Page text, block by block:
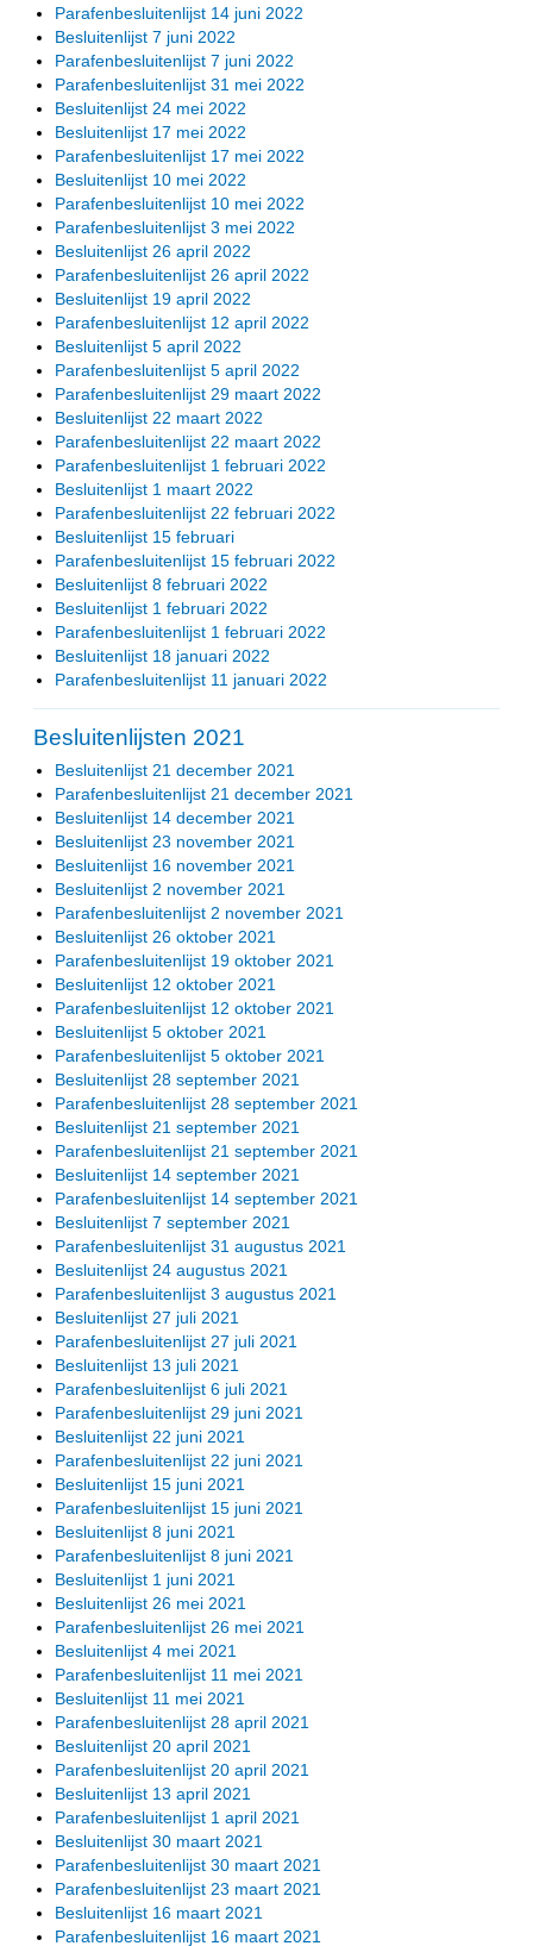
Parafenbesluitenlijst 14 juni 2022
Besluitenlijst 7 juni 2022
Parafenbesluitenlijst 7 juni 2022
Parafenbesluitenlijst 31 mei 2022
Besluitenlijst 24 mei 2022
Besluitenlijst 17 mei 2022
Parafenbesluitenlijst 17 mei 2022
Besluitenlijst 10 mei 2022
Parafenbesluitenlijst 10 mei 2022
Parafenbesluitenlijst 3 mei 2022
Besluitenlijst 26 april 2022
Parafenbesluitenlijst 26 april 2022
Besluitenlijst 19 april 2022
Parafenbesluitenlijst 12 april 2022
Besluitenlijst 5 april 2022
Parafenbesluitenlijst 5 april 2022
Parafenbesluitenlijst 29 maart 2022
Besluitenlijst 22 maart 2022
Parafenbesluitenlijst 22 maart 2022
Parafenbesluitenlijst 1 februari 2022
Besluitenlijst 1 maart 2022
Parafenbesluitenlijst 22 februari 2022
Besluitenlijst 15 februari
Parafenbesluitenlijst 15 februari 2022
Besluitenlijst 8 februari 2022
Besluitenlijst 1 februari 2022
Parafenbesluitenlijst 1 februari 2022
Besluitenlijst 18 januari 2022
Parafenbesluitenlijst 11 januari 2022
Besluitenlijsten 2021
Besluitenlijst 21 december 2021
Parafenbesluitenlijst 21 december 2021
Besluitenlijst 14 december 2021
Besluitenlijst 23 november 2021
Besluitenlijst 16 november 2021
Besluitenlijst 2 november 2021
Parafenbesluitenlijst 2 november 2021
Besluitenlijst 26 oktober 2021
Parafenbesluitenlijst 19 oktober 2021
Besluitenlijst 12 oktober 2021
Parafenbesluitenlijst 12 oktober 2021
Besluitenlijst 5 oktober 2021
Parafenbesluitenlijst 5 oktober 2021
Besluitenlijst 28 september 2021
Parafenbesluitenlijst 28 september 2021
Besluitenlijst 21 september 2021
Parafenbesluitenlijst 21 september 2021
Besluitenlijst 14 september 2021
Parafenbesluitenlijst 14 september 2021
Besluitenlijst 7 september 2021
Parafenbesluitenlijst 31 augustus 2021
Besluitenlijst 24 augustus 2021
Parafenbesluitenlijst 3 augustus 2021
Besluitenlijst 27 juli 2021
Parafenbesluitenlijst 27 juli 2021
Besluitenlijst 13 juli 2021
Parafenbesluitenlijst 6 juli 2021
Parafenbesluitenlijst 29 juni 2021
Besluitenlijst 22 juni 2021
Parafenbesluitenlijst 22 juni 2021
Besluitenlijst 15 juni 2021
Parafenbesluitenlijst 15 juni 2021
Besluitenlijst 8 juni 2021
Parafenbesluitenlijst 8 juni 2021
Besluitenlijst 1 juni 2021
Besluitenlijst 26 mei 2021
Parafenbesluitenlijst 26 mei 2021
Besluitenlijst 4 mei 2021
Parafenbesluitenlijst 11 mei 2021
Besluitenlijst 11 mei 2021
Parafenbesluitenlijst 28 april 2021
Besluitenlijst 20 april 2021
Parafenbesluitenlijst 20 april 2021
Besluitenlijst 13 april 2021
Parafenbesluitenlijst 1 april 2021
Besluitenlijst 30 maart 2021
Parafenbesluitenlijst 30 maart 2021
Parafenbesluitenlijst 23 maart 2021
Besluitenlijst 16 maart 2021
Parafenbesluitenlijst 16 maart 2021